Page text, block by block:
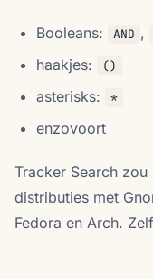
Booleans: AND ,
haakjes: ()
asterisks: *
enzovoort
Tracker Search
distributies met
Fedora en Arch.